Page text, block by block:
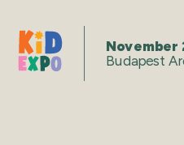
November
Budapest